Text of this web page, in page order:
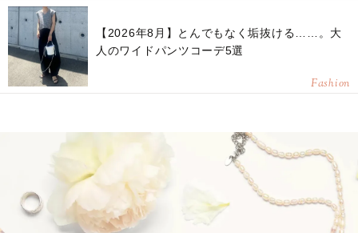
【2026年8月】とんでもなく垢抜ける……。大
人のワイドパンツコーデ5選
Fashion